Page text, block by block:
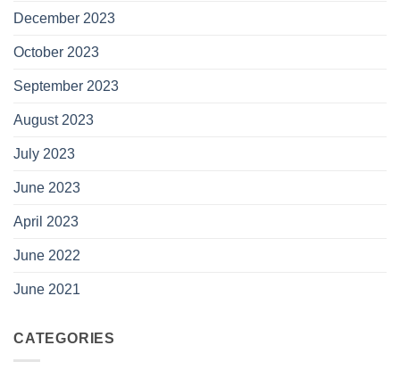
December 2023
October 2023
September 2023
August 2023
July 2023
June 2023
April 2023
June 2022
June 2021
CATEGORIES